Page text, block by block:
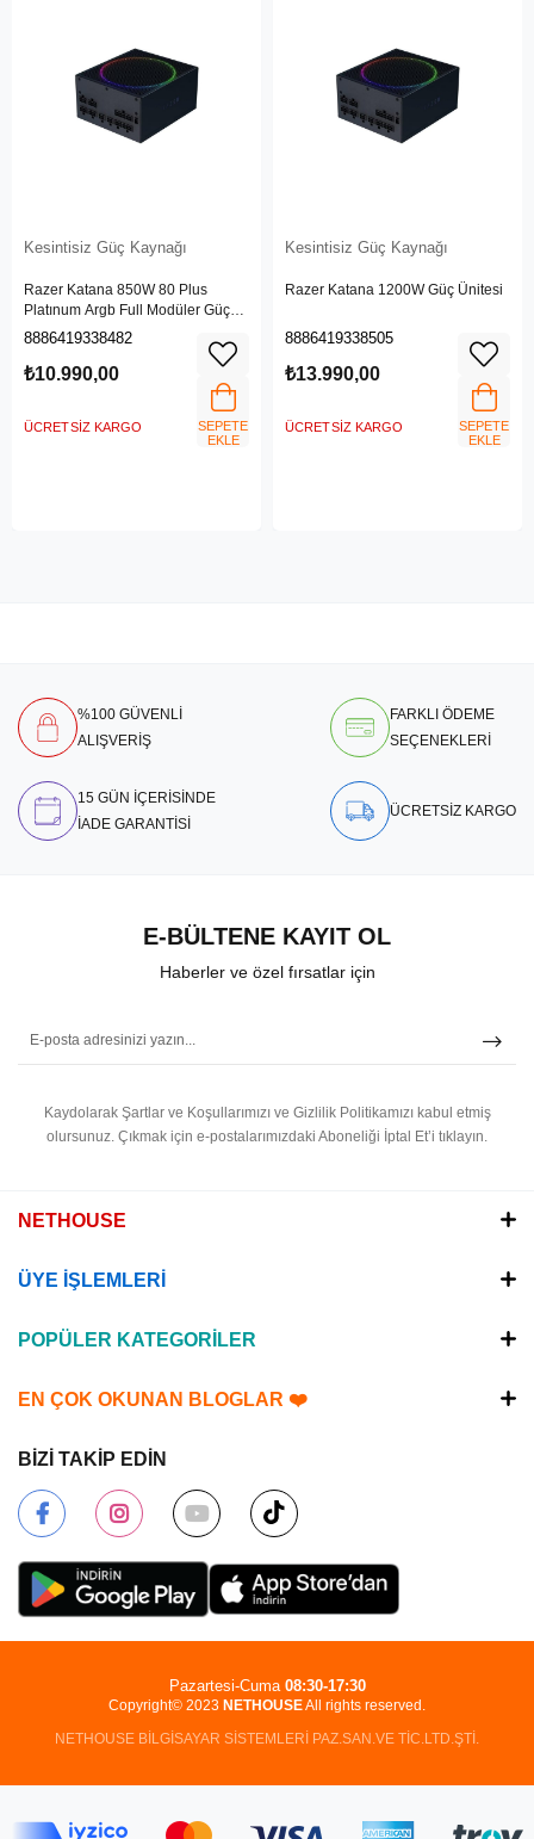
Kesintisiz Güç Kaynağı
Razer Katana 850W 80 Plus
Platınum Argb Full Modüler Güç
Kaynağı
8886419338482
₺10.990,00
ÜCRETSIZ KARGO
SEPETE
EKLE
Kesintisiz Güç Kaynağı
Razer Katana 1200W Güç Ünitesi
8886419338505
₺13.990,00
ÜCRETSIZ KARGO
SEPETE
EKLE
%100 GÜVENLİ
ALIŞVERİŞ
FARKLI ÖDEME
SEÇENEKLERİ
15 GÜN İÇERİSİNDE
İADE GARANTİSİ
ÜCRETSİZ KARGO
E-BÜLTENE KAYIT OL
Haberler ve özel fırsatlar için
Kaydolarak Şartlar ve Koşullarımızı ve Gizlilik Politikamızı kabul etmiş
olursunuz. Çıkmak için e-postalarımızdaki Aboneliği İptal Et’i tıklayın.
NETHOUSE
ÜYE İŞLEMLERİ
POPÜLER KATEGORİLER
EN ÇOK OKUNAN BLOGLAR ❤️
BİZİ TAKİP EDİN
Copyright© 2023 NETHOUSEAll rights reserved.
NETHOUSE BİLGİSAYAR SİSTEMLERİ PAZ.SAN.VE TİC.LTD.ŞTİ.
Pazartesi-Cuma 08:30-17:30